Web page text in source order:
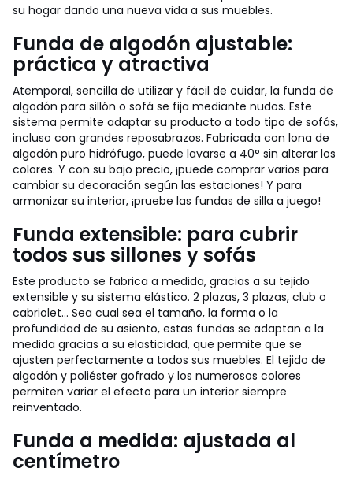
su hogar dando una nueva vida a sus muebles.
Funda de algodón ajustable:
práctica y atractiva
Atemporal, sencilla de utilizar y fácil de cuidar, la funda de
algodón para sillón o sofá se fija mediante nudos. Este
sistema permite adaptar su producto a todo tipo de sofás,
incluso con grandes reposabrazos. Fabricada con lona de
algodón puro hidrófugo, puede lavarse a 40° sin alterar los
colores. Y con su bajo precio, ¡puede comprar varios para
cambiar su decoración según las estaciones! Y para
armonizar su interior, ¡pruebe las fundas de silla a juego!
Funda extensible: para cubrir
todos sus sillones y sofás
Este producto se fabrica a medida, gracias a su tejido
extensible y su sistema elástico. 2 plazas, 3 plazas, club o
cabriolet... Sea cual sea el tamaño, la forma o la
profundidad de su asiento, estas fundas se adaptan a la
medida gracias a su elasticidad, que permite que se
ajusten perfectamente a todos sus muebles. El tejido de
algodón y poliéster gofrado y los numerosos colores
permiten variar el efecto para un interior siempre
reinventado.
Funda a medida: ajustada al
centímetro